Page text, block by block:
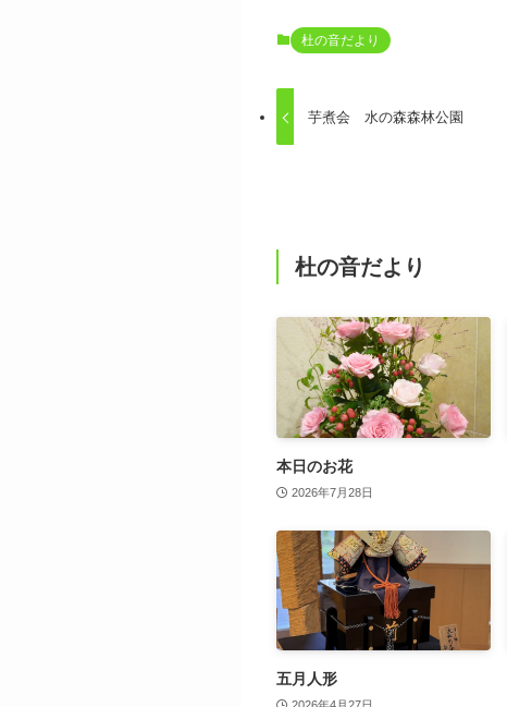
杜の音だより
芋煮会 水の森森林公園
杜の音だより
本日のお花
2026年7月28日
五月人形